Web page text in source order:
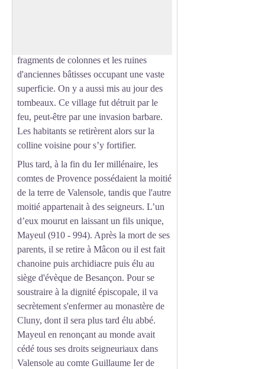
fragments de colonnes et les ruines
d'anciennes bâtisses occupant une vaste
superficie. On y a aussi mis au jour des
tombeaux. Ce village fut détruit par le
feu, peut-être par une invasion barbare.
Les habitants se retirèrent alors sur la
colline voisine pour s’y fortifier.
Plus tard, à la fin du Ier millénaire, les
comtes de Provence possédaient la moitié
de la terre de Valensole, tandis que l'autre
moitié appartenait à des seigneurs. L’un
d’eux mourut en laissant un fils unique,
Mayeul (910 - 994). Après la mort de ses
parents, il se retire à Mâcon ou il est fait
chanoine puis archidiacre puis élu au
siège d'évèque de Besançon. Pour se
soustraire à la dignité épiscopale, il va
secrètement s'enfermer au monastère de
Cluny, dont il sera plus tard élu abbé.
Mayeul en renonçant au monde avait
cédé tous ses droits seigneuriaux dans
Valensole au comte Guillaume Ier de